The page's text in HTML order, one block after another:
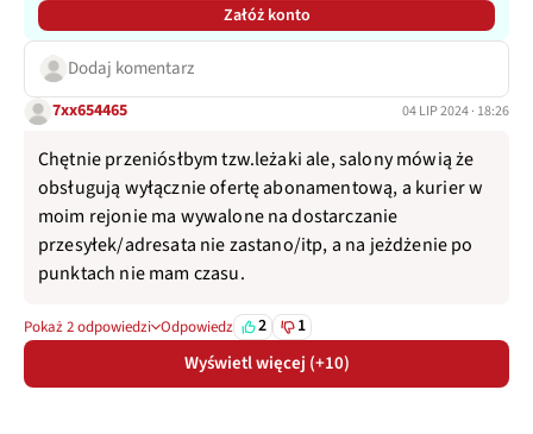
Załóż konto
Dodaj komentarz
7xx654465 04 LIP 2024 · 18:26
Chętnie przeniósłbym tzw.leżaki ale, salony mówią że
obsługują wyłącznie ofertę abonamentową, a kurier w
moim rejonie ma wywalone na dostarczanie
przesyłek/adresata nie zastano/itp, a na jeżdżenie po
punktach nie mam czasu.
Pokaż 2 odpowiedzi Odpowiedz 2 1
Wyświetl więcej (+10)